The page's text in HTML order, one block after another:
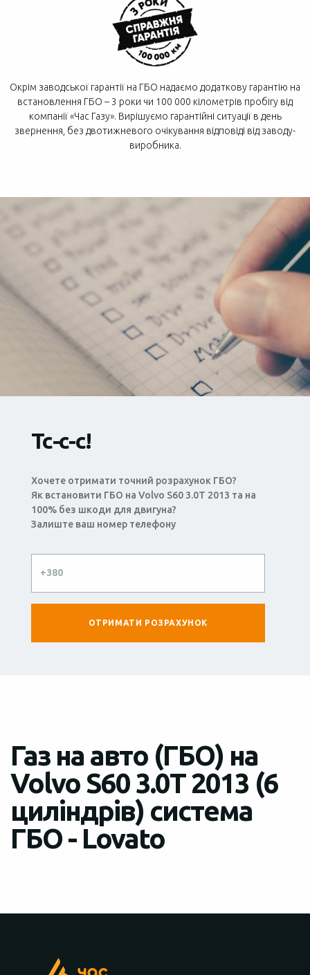
Окрім заводської гарантії на ГБО надаємо додаткову гарантію на
встановлення ГБО – 3 роки чи 100 000 кілометрів пробігу від
компанії «Час Газу». Вирішуємо гарантійні ситуації в день
звернення, без двотижневого очікування відповіді від заводу-
виробника.
Тс-с-с!
Хочете отримати точний розрахунок ГБО?
Як встановити ГБО на Volvo S60 3.0T 2013 та на
100% без шкоди для двигуна?
Залиште ваш номер телефону
Газ на авто (ГБО) на
Volvo S60 3.0T 2013 (6
циліндрів) система
ГБО - Lovato